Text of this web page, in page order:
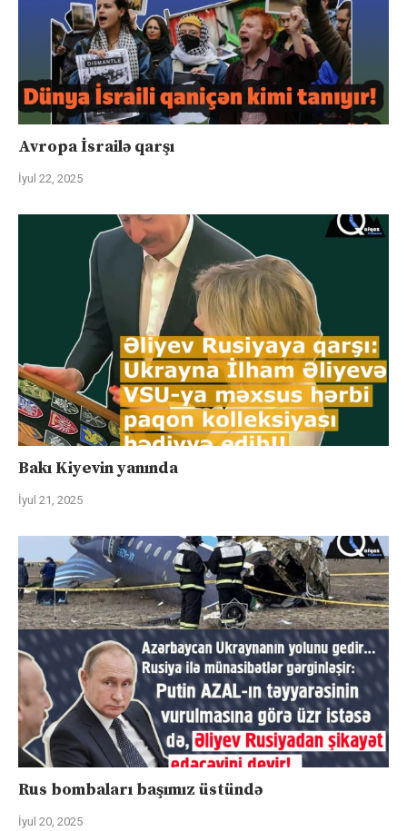
Avropa İsrailə qarşı
İyul 22, 2025
Bakı Kiyevin yanında
İyul 21, 2025
Rus bombaları başımız üstündə
İyul 20, 2025